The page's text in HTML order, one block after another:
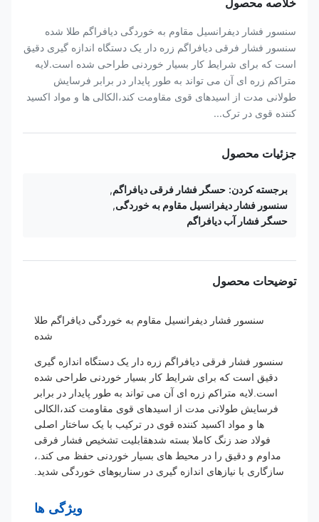
خلاصه محصول
سنسور فشار دیفرانسیل مقاوم به خوردگی دیافراگم طلا شده
سنسور فشار فرقی دیافراگم زره دار یک دستگاه اندازه گیری دقیق
است که برای شرایط کار بسیار خوردنی طراحی شده است.لایه
متراکم زره ای آن می تواند به طور پایدار در برابر فرسایش
طولانی مدت از اسیدهای قوی مقاومت کند،الکالی ها و مواد اکسید
کننده قوی در ترک...
جزئیات محصول
برجسته کردن: حسگر فشار فرقی دیافراگم,
سنسور فشار دیفرانسیل مقاوم به خوردگی,
حسگر فشار آب دیافراگم
توضیحات محصول
سنسور فشار دیفرانسیل مقاوم به خوردگی دیافراگم طلا
سنسور فشار فرقی دیافراگم زره دار یک دستگاه اندازه گیری
دقیق است که برای شرایط کار بسیار خوردنی طراحی شده
است.لایه متراکم زره ای آن می تواند به طور پایدار در برابر
فرسایش طولانی مدت از اسیدهای قوی مقاومت کند،الکالی
ها و مواد اکسید کننده قوی در ترکیب با یک ساختار اصلی
فولاد ضد زنگ کاملا بسته شدهقابلیت تشخیص فشار فرقی
مداوم و دقیق را در محیط های بسیار خوردنی حفظ می کند.،
سازگاری با نیازهای اندازه گیری در سناریوهای خوردگی شدید.
ویژگی ها